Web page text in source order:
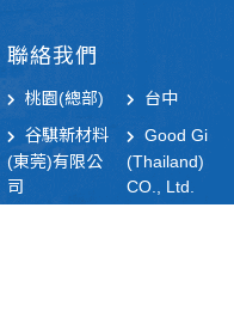
聯絡我們
桃園(總部)
台中
谷騏新材料
(東莞)有限公
司
Good Gi
(Thailand)
CO., Ltd.